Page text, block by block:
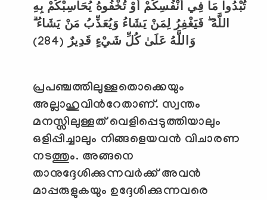
تُبْدُوا مَا فِي أَنْفُسِكُمْ أَوْ تُخْفُوهُ يُحَاسِبْكُمْ بِهِ
اللَّهُ ۖ فَيَغْفِرُ لِمَنْ يَشَاءُ وَيُعَذِّبُ مَنْ يَشَاءُ ۗ
وَاللَّهُ عَلَىٰ كُلِّ شَيْءٍ قَدِيرٌ (284)
പ്രപഞ്ചത്തിലുള്ളതൊക്കെയും
അല്ലാഹുവിന്‍റേതാണ്. സ്വന്തം
മനസ്സിലുള്ളത് വെളിപ്പെടുത്തിയാലും
ഒളിപ്പിച്ചാലും നിങ്ങളെയവന്‍ വിചാരണ
നടത്തും. അങ്ങനെ
താനുദ്ദേശിക്കുന്നവര്‍ക്ക് അവന്‍
മാപ്പരുളുകയും ഉദ്ദേശിക്കുന്നവരെ